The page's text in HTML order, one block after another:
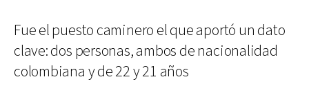
Fue el puesto caminero el que aportó un dato
clave: dos personas, ambos de nacionalidad
colombiana y de 22 y 21 años